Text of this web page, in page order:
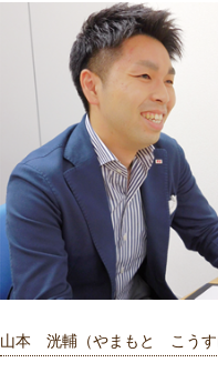
山本 洸輔（やまもと こうす